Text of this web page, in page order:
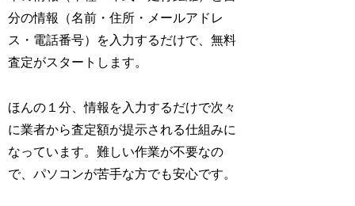
分の情報（名前・住所・メールアドレ
ス・電話番号）を入力するだけで、無料
査定がスタートします。
ほんの１分、情報を入力するだけで次々
に業者から査定額が提示される仕組みに
なっています。難しい作業が不要なの
で、パソコンが苦手な方でも安心です。